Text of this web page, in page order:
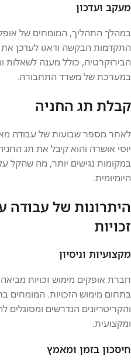
מעקב ועדכון
במהלך התהליך, המומחים של
התקדמות הבקשה ודאגו לעדכן
הבירוקרטיה, כולל מענה
במערכת של משרד התחבורה.
קבלת תג החניה
לאחר מספר שבועות של עבודה
יוסי אושרה והוא קיבל את תג
במקומות נגישים יותר, מה שהקל
היומיומית.
היתרונות של עבודה
זכויות
מקצועיות וניסיון
חברת אופקים מימוש זכויות
בתחום מימוש הזכויות. המומחים
והקריטריונים הנדרשים
ומקצועית.
חיסכון בזמן ומאמץ